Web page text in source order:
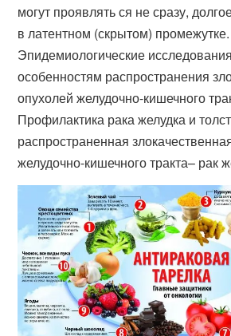
могут проявлять ся не сразу,
в латентном (скрытом)
Эпидемиологические
особенностям распространения
опухолей желудочно-кишечного
Профилактика рака желудка и
распространенная
желудочно-кишечного тракта– рак